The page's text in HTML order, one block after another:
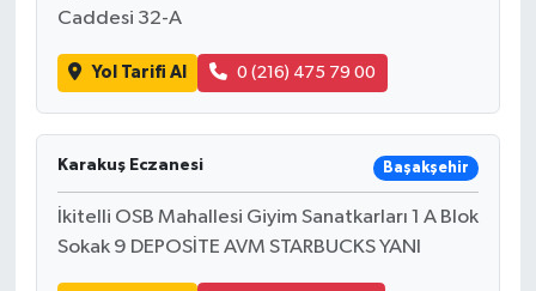
Caddesi 32-A
Yol Tarifi Al 0 (216) 475 79 00
Karakuş Eczanesi Başakşehir
İkitelli OSB Mahallesi Giyim Sanatkarları 1 A Blok
Sokak 9 DEPOSİTE AVM STARBUCKS YANI